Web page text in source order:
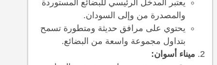
يعتبر المدخل الرئيسي للبضائع المستوردة
والمصدرة من وإلى السودان.
يحتوي على مرافق حديثة ومتطورة تسمح
بتداول مجموعة واسعة من البضائع.
ميناء أسوان: